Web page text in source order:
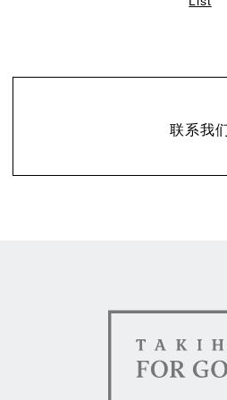
联
联系我